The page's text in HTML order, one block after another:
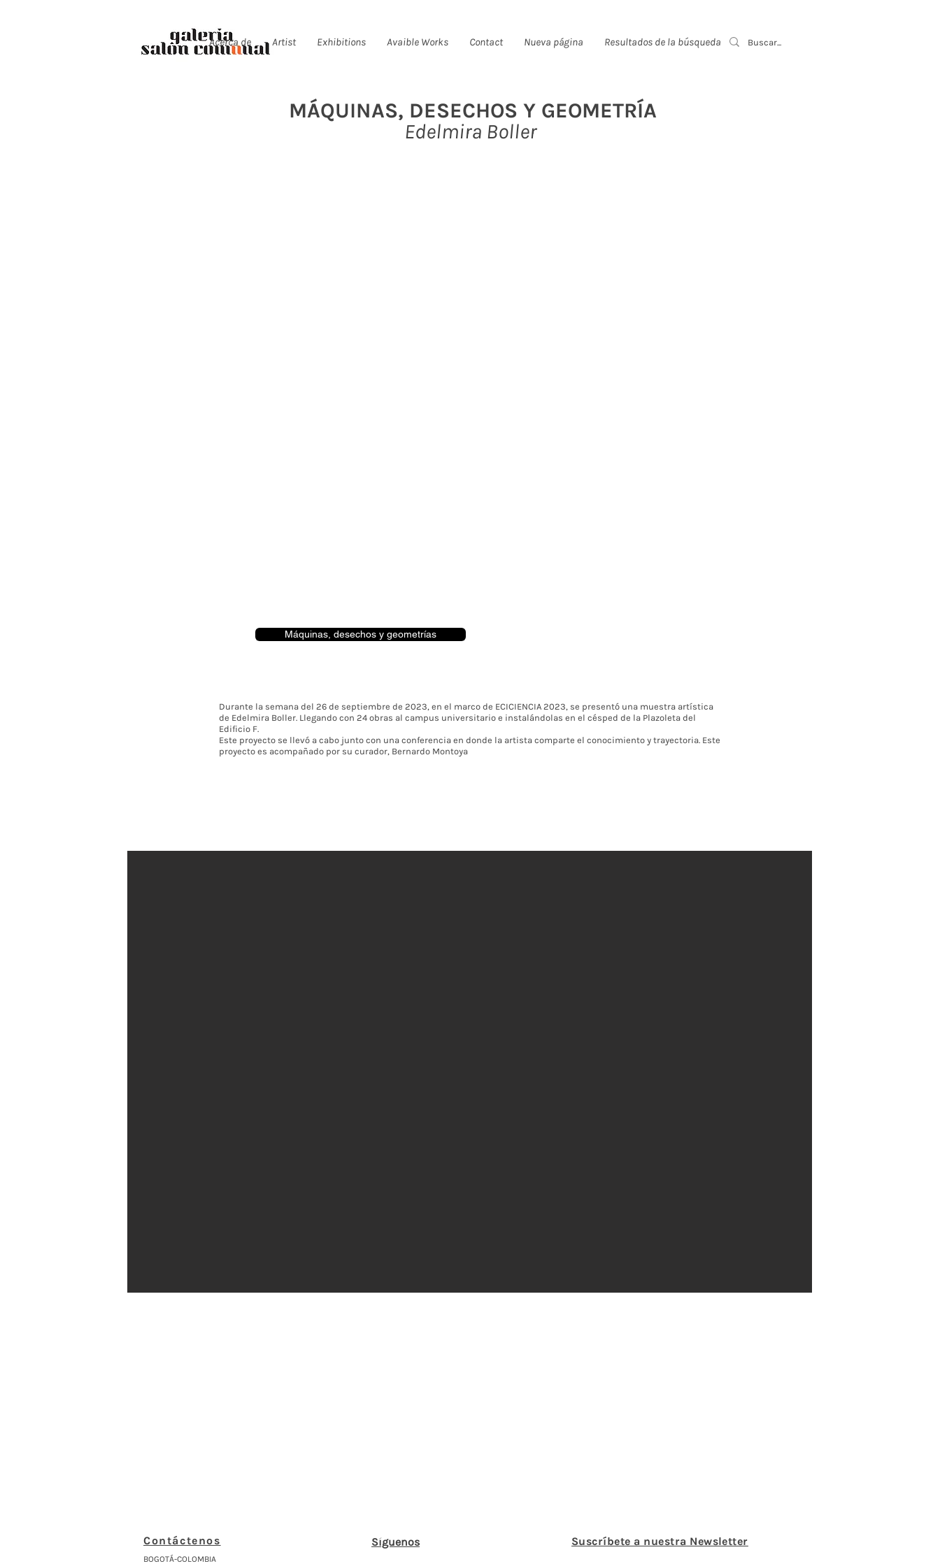
Acerca de Artist Exhibitions Avaible Works Contact Nueva página Resultados de la búsqueda Event List
MÁQUINAS, DESECHOS Y GEOMETRÍA
Edelmira Boller
Máquinas, desechos y geometrías
Durante la semana del 26 de septiembre de 2023, en el marco de ECICIENCIA 2023, se presentó una muestra artística
de Edelmira Boller. Llegando con 24 obras al campus universitario e instalándolas en el césped de la Plazoleta del
Edificio F.
Este proyecto se llevó a cabo junto con una conferencia en donde la artista comparte el conocimiento y trayectoria. Este
proyecto es acompañado por su curador, Bernardo Montoya
Contáctenos
BOGOTÁ-COLOMBIA
Suscríbete a nuestra Newsletter
Síguenos